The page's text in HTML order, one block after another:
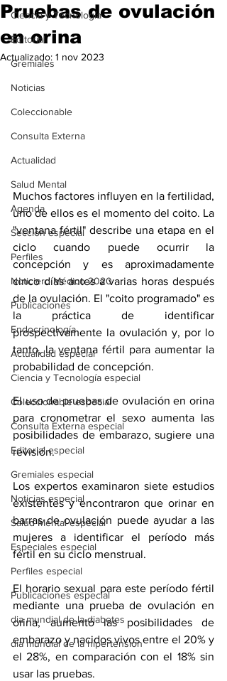
Ciencia y Tecnología
Editorial
Gremiales
Noticias
Coleccionable
Consulta Externa
Actualidad
Salud Mental
Agenda
Sección especial
Perfiles
Noticiero Médico 2020
Publicaciones
Endocrinología
Actualidad especial
Ciencia y Tecnología especial
Coleccionable especial
Consulta Externa especial
Editorial especial
Gremiales especial
Noticias especial
Salud Mental especial
Especiales especial
Perfiles especial
Publicaciones especial
dia mundial de la diabetes
dia mundial de la hipertension
Pruebas de ovulación
en orina
Actualizado: 1 nov 2023
Muchos factores influyen en la fertilidad,
uno de ellos es el momento del coito. La
"ventana fértil" describe una etapa en el
ciclo cuando puede ocurrir la
concepción y es aproximadamente
cinco días antes a varias horas después
de la ovulación. El "coito programado" es
la práctica de identificar
prospectivamente la ovulación y, por lo
tanto, la ventana fértil para aumentar la
probabilidad de concepción.
El uso de pruebas de ovulación en orina
para cronometrar el sexo aumenta las
posibilidades de embarazo, sugiere una
revisión.
Los expertos examinaron siete estudios
existentes y encontraron que orinar en
barras de ovulación puede ayudar a las
mujeres a identificar el período más
fértil en su ciclo menstrual.
El horario sexual para este período fértil
mediante una prueba de ovulación en
orina, aumentó las posibilidades de
embarazo y nacidos vivos entre el 20% y
el 28%, en comparación con el 18% sin
usar las pruebas.